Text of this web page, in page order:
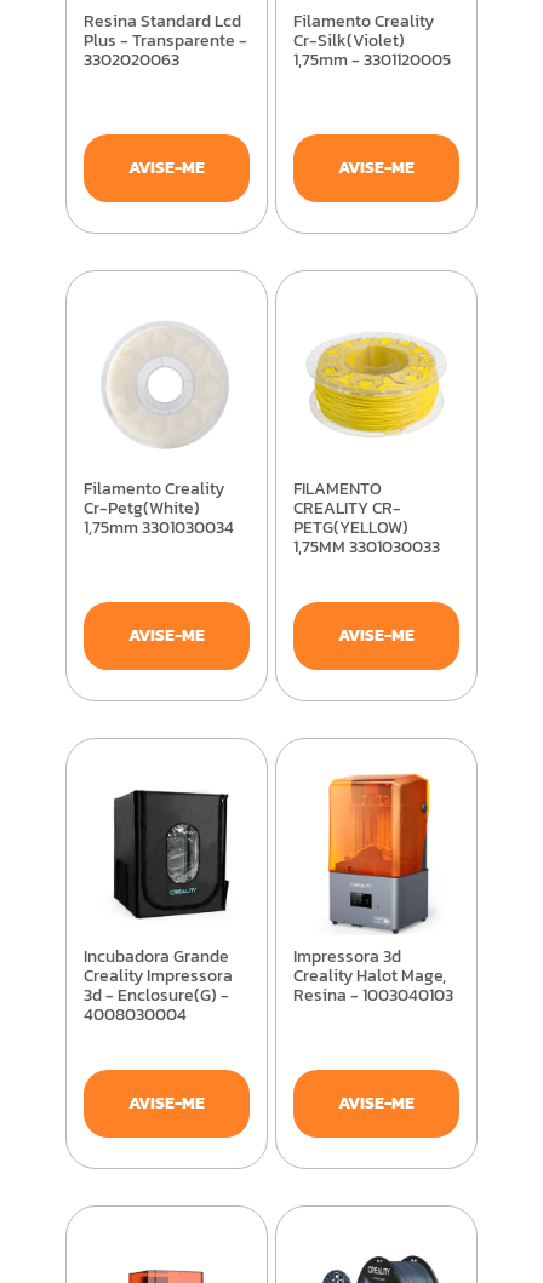
Resina Standard Lcd
Plus - Transparente -
3302020063
AVISE-ME
Filamento Creality
Cr-Silk(Violet)
1,75mm - 3301120005
AVISE-ME
Filamento Creality
Cr-Petg(White)
1,75mm 3301030034
AVISE-ME
FILAMENTO
CREALITY CR-
PETG(YELLOW)
1,75MM 3301030033
AVISE-ME
Incubadora Grande
Creality Impressora
3d - Enclosure(G) -
4008030004
AVISE-ME
Impressora 3d
Creality Halot Mage,
Resina - 1003040103
AVISE-ME